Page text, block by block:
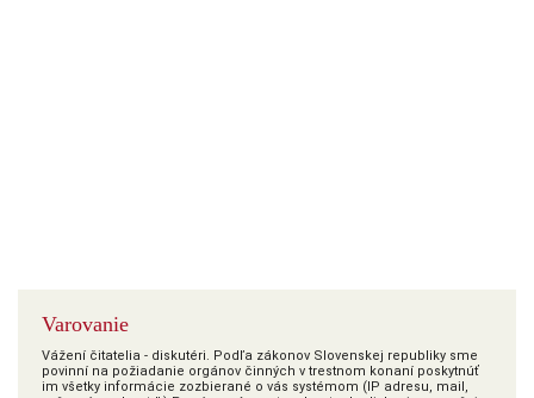
Varovanie
Vážení čitatelia - diskutéri. Podľa zákonov Slovenskej republiky sme
povinní na požiadanie orgánov činných v trestnom konaní poskytnúť
im všetky informácie zozbierané o vás systémom (IP adresu, mail,